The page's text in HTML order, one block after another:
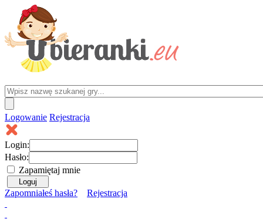
Logowanie Rejestracja
Login:
Hasło:
Zapamiętaj mnie
Zapomniałeś hasła? Rejestracja